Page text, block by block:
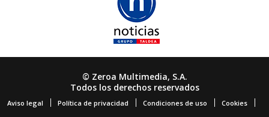
© Zeroa Multimedia, S.A.
Todos los derechos reservados
Aviso legal Política de privacidad Condiciones de uso Cookies